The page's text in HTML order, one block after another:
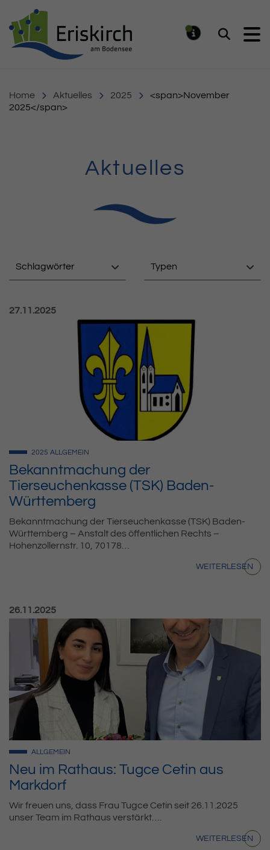
Suchen
Home Aktuelles 2025
<span>November
2025</span>
Aktuelles
Schlagwörter Typen
Veröffentlicht am:
27.11.2025
Bekanntmachung der
Tierseuchenkasse (TSK) Baden-
Württemberg
2025 ALLGEMEIN
Bekanntmachung der Tierseuchenkasse (TSK) Baden-
Württemberg – Anstalt des öffentlichen Rechts –
Hohenzollernstr. 10, 70178…
WEITERLESEN
Veröffentlicht am:
26.11.2025
Neu im Rathaus: Tugce Cetin aus
Markdorf
ALLGEMEIN
Wir freuen uns, dass Frau Tugce Cetin seit 26.11.2025
unser Team im Rathaus verstärkt….
WEITERLESEN